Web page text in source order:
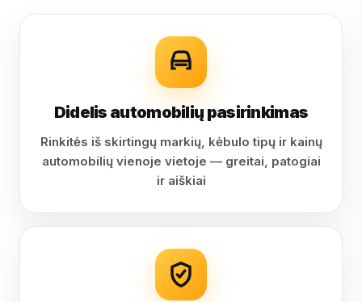
Didelis automobilių pasirinkimas
Rinkitės iš skirtingų markių, kėbulo tipų ir kainų
automobilių vienoje vietoje — greitai, patogiai
ir aiškiai